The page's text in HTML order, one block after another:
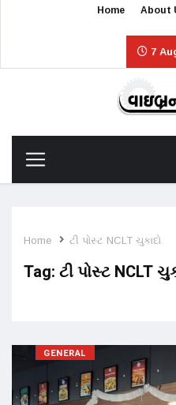
Home About
7
Home ટી પોસ્ટ NCLT ચુકાદો
Tag: ટી પોસ્ટ NCLT
GENERAL